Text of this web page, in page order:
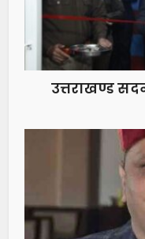
उत्तराखण्ड